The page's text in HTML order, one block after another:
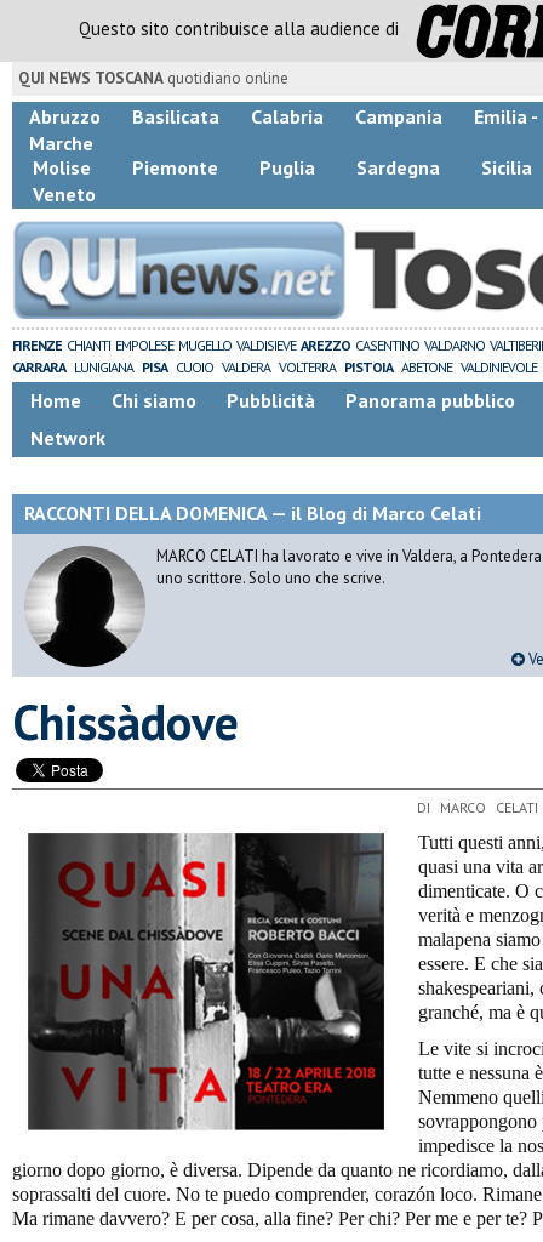
Questo sito contribuisce alla audience di
QUI NEWS TOSCANA quotidiano online
Abruzzo Basilicata Calabria Campania
Emilia -
Marche
Molise
Piemonte Puglia Sardegna
Sicilia
Veneto
FIRENZE CHIANTI EMPOLESE MUGELLO VALDISIEVE AREZZO CASENTINO VALDARNO
CARRARA LUNIGIANA PISA CUOIO VALDERA VOLTERRA PISTOIA ABETONE VALDINIEVOLE
Home Chi siamo Pubblicità
Panorama pubblico
Network
RACCONTI DELLA DOMENICA — il Blog di Marco Celati
MARCO CELATI ha lavorato e vive in Valdera, a
uno scrittore. Solo uno che scrive.
Chissàdove
DI MARCO
Tutti questi
quasi una vita
dimenticate. O
verità e
malapena
essere. E che
granché, ma è
Le vite si
tutte e nessuna
Nemmeno
sovrappongono
impedisce la
giorno dopo giorno, è diversa. Dipende da quanto ne ricordiamo,
soprassalti del cuore. No te puedo comprender, corazón loco.
Ma rimane davvero? E per cosa, alla fine? Per chi? Per me e per te?